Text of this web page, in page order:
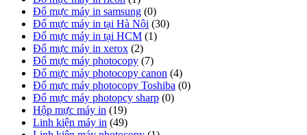
Đổ mực máy in samsung (0)
Đổ mực máy in tại Hà Nội (30)
Đổ mực máy in tại HCM (1)
Đổ mực máy in xerox (2)
Đổ mực máy photocopy (7)
Đổ mực máy photocopy canon (4)
Đổ mực máy photocopy Toshiba (0)
Đổ mực máy photopcy sharp (0)
Hộp mực máy in (19)
Linh kiện máy in (49)